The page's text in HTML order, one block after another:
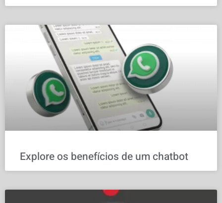
Explore os benefícios de um chatbot